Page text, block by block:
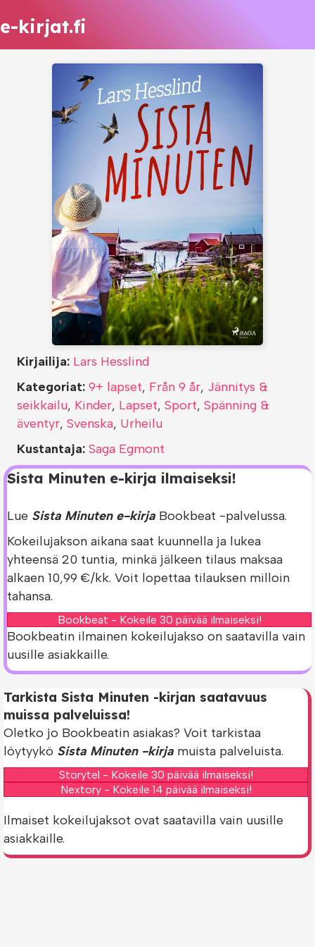
e-kirjat.fi
Sista Minuten e-kirja ilmaiseksi!
Lue Sista Minuten e-kirja Bookbeat -palvelussa.
Kokeilujakson aikana saat kuunnella ja lukea
yhteensä 20 tuntia, minkä jälkeen tilaus maksaa
alkaen 10,99 €/kk. Voit lopettaa tilauksen milloin
tahansa.
Bookbeat - Kokeile 30 päivää ilmaiseksi!
Bookbeatin ilmainen kokeilujakso on saatavilla vain
uusille asiakkaille.
Kirjailija: Lars Hesslind
Kategoriat: 9+ lapset, Från 9 år, Jännitys &
seikkailu, Kinder, Lapset, Sport, Spänning &
äventyr, Svenska, Urheilu
Kustantaja: Saga Egmont
Tarkista Sista Minuten -kirjan saatavuus
muissa palveluissa!
Oletko jo Bookbeatin asiakas? Voit tarkistaa
löytyykö Sista Minuten -kirja muista palveluista.
Storytel - Kokeile 30 päivää ilmaiseksi!
Nextory - Kokeile 14 päivää ilmaiseksi!
Ilmaiset kokeilujaksot ovat saatavilla vain uusille
asiakkaille.